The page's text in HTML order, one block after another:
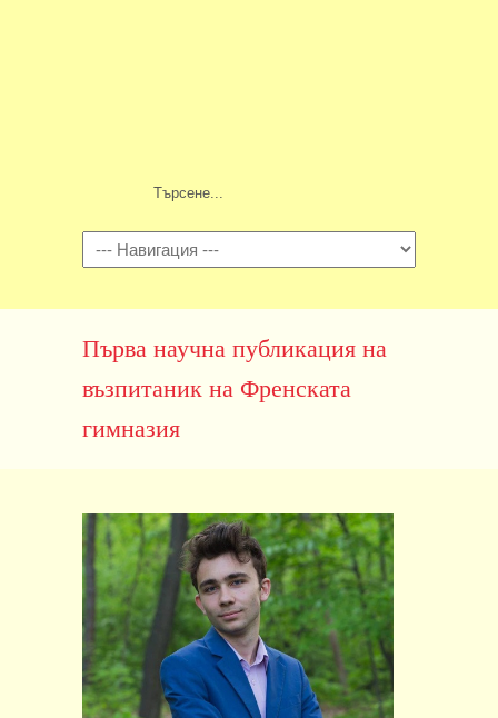
Навигация
Първа научна публикация на
възпитаник на Френската
гимназия